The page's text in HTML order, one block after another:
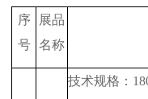
序
号
展品
名称
技术规格：